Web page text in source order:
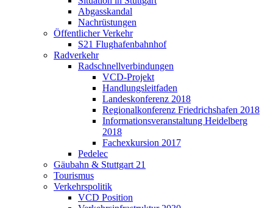
Abgasskandal
Nachrüstungen
Öffentlicher Verkehr
S21 Flughafenbahnhof
Radverkehr
Radschnellverbindungen
VCD-Projekt
Handlungsleitfaden
Landeskonferenz 2018
Regionalkonferenz Friedrichshafen 2018
Informationsveranstaltung Heidelberg
2018
Fachexkursion 2017
Pedelec
Gäubahn & Stuttgart 21
Tourismus
Verkehrspolitik
VCD Position